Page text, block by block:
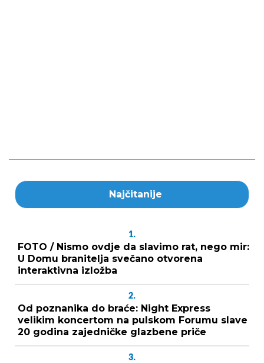
Najčitanije
1.
FOTO / Nismo ovdje da slavimo rat, nego mir:
U Domu branitelja svečano otvorena
interaktivna izložba
2.
Od poznanika do braće: Night Express
velikim koncertom na pulskom Forumu slave
20 godina zajedničke glazbene priče
3.